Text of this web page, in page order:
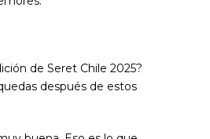
de Seret Chile 2025?
después de estos